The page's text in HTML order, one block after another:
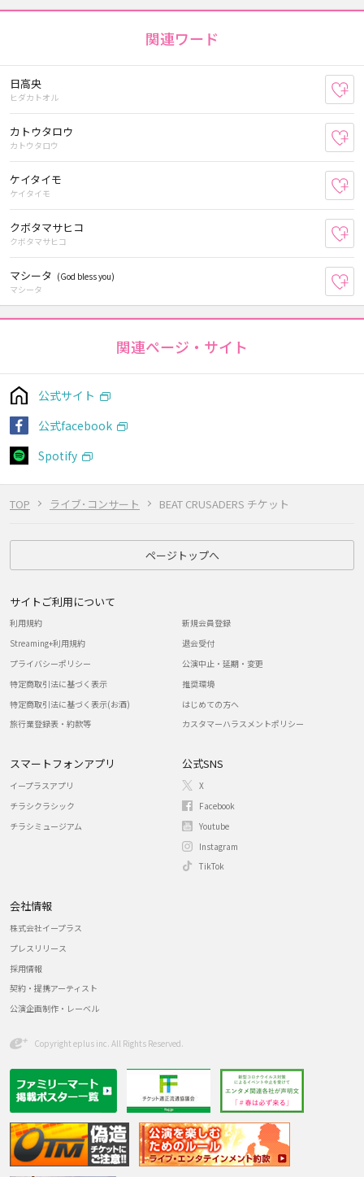
TOP ライブ･コンサート BEAT CRUSADERS チケット
関連ワード
日高央
ヒダカトオル
カトウタロウ
カトウタロウ
ケイタイモ
ケイタイモ
クボタマサヒコ
クボタマサヒコ
マシータ (God bless you)
マシータ
関連ページ・サイト
公式サイト
公式facebook
Spotify
ページトップへ
サイトご利用について
利用規約
Streaming+利用規約
プライバシーポリシー
特定商取引法に基づく表示
特定商取引法に基づく表示(お酒)
旅行業登録表・約款等
新規会員登録
退会受付
公演中止・延期・変更
推奨環境
はじめての方へ
カスタマーハラスメントポリシー
スマートフォンアプリ
イープラスアプリ
チラシクラシック
チラシミュージアム
公式SNS
X
Facebook
Youtube
Instagram
TikTok
会社情報
株式会社イープラス
プレスリリース
採用情報
契約・提携アーティスト
公演企画制作・レーベル
Copyright eplus inc. All Rights Reserved.